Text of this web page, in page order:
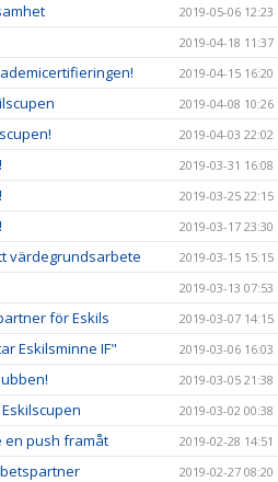
2019-05-06 12:23
2019-04-18 11:37
2019-04-15 16:20
2019-04-08 10:26
2019-04-03 22:02
2019-03-31 16:08
2019-03-25 22:15
2019-03-17 23:30
värdegrundsarbete 2019-03-15 15:15
2019-03-13 07:53
för Eskils 2019-03-07 14:15
Eskilsminne IF" 2019-03-06 16:03
2019-03-05 21:38
2019-03-02 00:38
en push framåt 2019-02-28 14:51
2019-02-27 08:20